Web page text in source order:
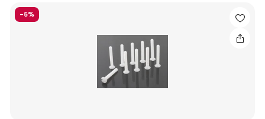
-5%